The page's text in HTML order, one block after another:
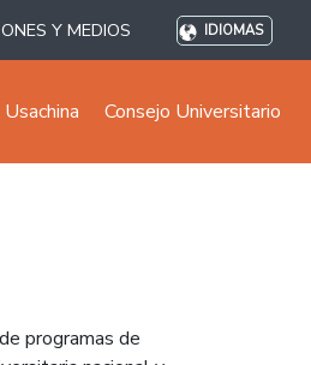
Y MEDIOS IDIOMAS
Consejo Universitario
programas de